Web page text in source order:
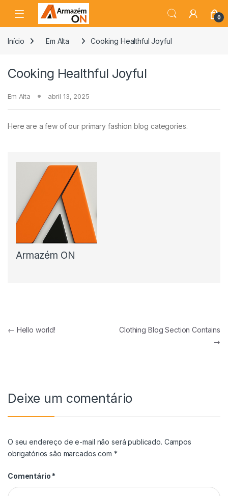
0
Início Em Alta Cooking Healthful Joyful
Cooking Healthful Joyful
Em Alta abril 13, 2025
Here are a few of our primary fashion blog categories.
Armazém ON
← Hello world!
Clothing Blog Section Contains
→
Deixe um comentário
O seu endereço de e-mail não será publicado. Campos
obrigatórios são marcados com *
Comentário *